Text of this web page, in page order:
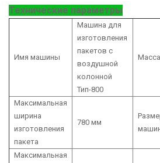
Технические параметры
Имя машины
Машина для
изготовления
пакетов с
воздушной
колонной
Тип-800
Масса
Максимальная
ширина
изготовления
пакета
780 мм
Максимальная